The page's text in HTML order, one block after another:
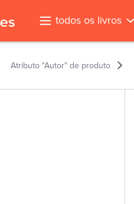
todos os livros
Atributo "Autor" de produto